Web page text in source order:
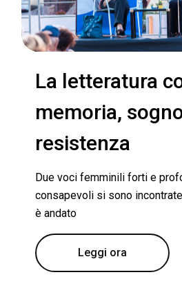
La letteratura
memoria,
resistenza
Due voci femminili forti e
consapevoli si sono
è andato
Leggi ora